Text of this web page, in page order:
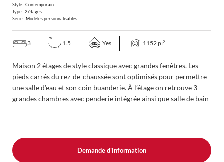
Style :Contemporain
Type :2 étages
Série :Modèles personnalisables
3 1.5 Yes 1152 pi2
Maison 2 étages de style classique avec grandes fenêtres. Les
pieds carrés du rez-de-chaussée sont optimisés pour permettre
une salle d’eau et son coin buanderie. À l’étage on retrouve 3
grandes chambres avec penderie intégrée ainsi que salle de bain
Demande d'information